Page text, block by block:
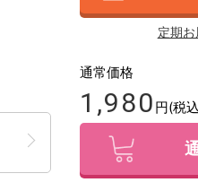
定期
通常価格
1,980 円(税